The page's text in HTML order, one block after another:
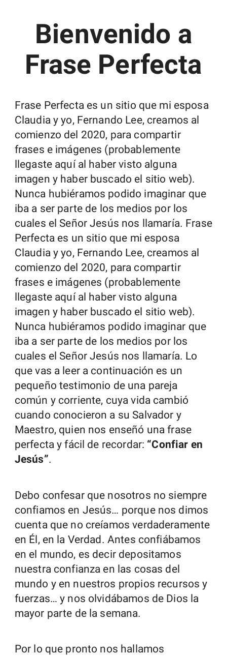
Bienvenido a
Frase Perfecta
Frase Perfecta es un sitio que mi esposa
Claudia y yo, Fernando Lee, creamos al
comienzo del 2020, para compartir
frases e imágenes (probablemente
llegaste aquí al haber visto alguna
imagen y haber buscado el sitio web).
Nunca hubiéramos podido imaginar que
iba a ser parte de los medios por los
cuales el Señor Jesús nos llamaría. Frase
Perfecta es un sitio que mi esposa
Claudia y yo, Fernando Lee, creamos al
comienzo del 2020, para compartir
frases e imágenes (probablemente
llegaste aquí al haber visto alguna
imagen y haber buscado el sitio web).
Nunca hubiéramos podido imaginar que
iba a ser parte de los medios por los
cuales el Señor Jesús nos llamaría. Lo
que vas a leer a continuación es un
pequeño testimonio de una pareja
común y corriente, cuya vida cambió
cuando conocieron a su Salvador y
Maestro, quien nos enseñó una frase
perfecta y fácil de recordar: “Confiar en
Jesús”.
Debo confesar que nosotros no siempre
confiamos en Jesús… porque nos dimos
cuenta que no creíamos verdaderamente
en Él, en la Verdad. Antes confiábamos
en el mundo, es decir depositamos
nuestra confianza en las cosas del
mundo y en nuestros propios recursos y
fuerzas… y nos olvidábamos de Dios la
mayor parte de la semana.
Por lo que pronto nos hallamos